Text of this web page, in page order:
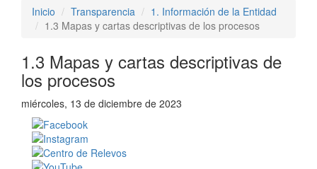
Inicio
Transparencia
1. Información de la Entidad
1.3 Mapas y cartas descriptivas de los procesos
1.3 Mapas y cartas descriptivas de
los procesos
miércoles, 13 de diciembre de 2023